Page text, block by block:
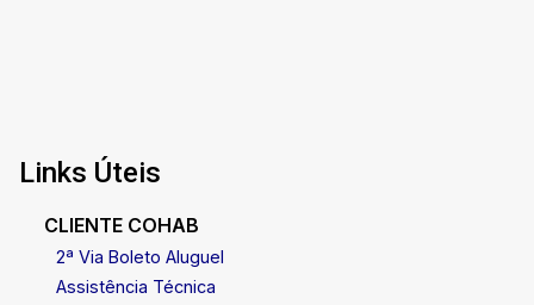
Links Úteis
CLIENTE COHAB
2ª Via Boleto Aluguel
Assistência Técnica